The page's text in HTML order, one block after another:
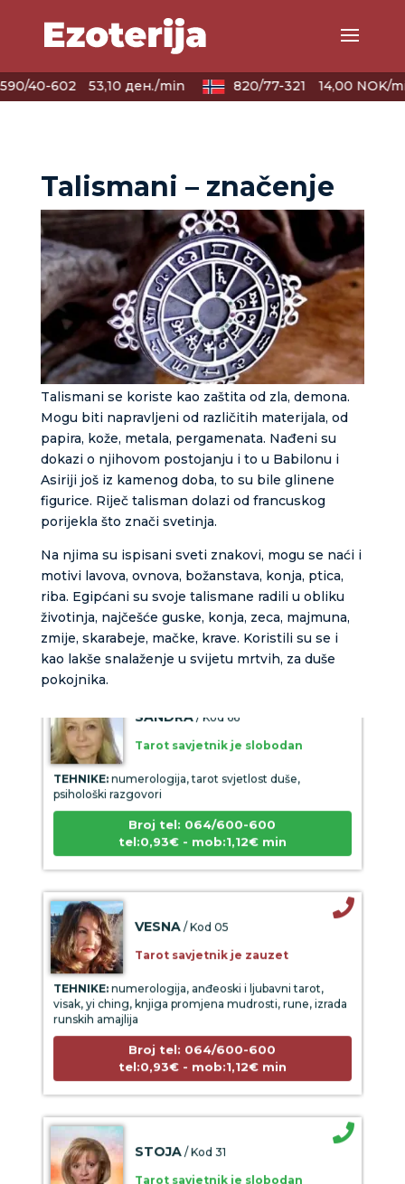
40-602 53,10 ден./min 820/77-321 14,00 NOK/
Talismani – značenje
Talismani se koriste kao zaštita od zla, demona.
Mogu biti napravljeni od različitih materijala, od
papira, kože, metala, pergamenata. Nađeni su
dokazi o njihovom postojanju i to u Babilonu i
Asiriji još iz kamenog doba, to su bile glinene
figurice. Riječ talisman dolazi od francuskog
porijekla što znači svetinja.
Na njima su ispisani sveti znakovi, mogu se naći i
motivi lavova, ovnova, božanstava, konja, ptica,
riba. Egipćani su svoje talismane radili u obliku
životinja, najčešće guske, konja, zeca, majmuna,
zmije, skarabeje, mačke, krave. Koristili su se i
kao lakše snalaženje u svijetu mrtvih, za duše
pokojnika.
KRISTINA / Kod 160
Tarot savjetnik je zauzet
TEHNIKE:asrologija; numerologija, tarot
Broj tel: 064/600-600
tel:0,93€ - mob:1,12€ min
TINA / Kod 16
Tarot savjetnik je slobodan
TEHNIKE:psihološki razgovori, sudbinske karte, tarot,
tumačenje snova
Broj tel: 064/600-600
tel:0,93€ - mob:1,12€ min
Tarot savjetnik je slobodan
TEHNIKE:numerologija, tarot svjetlost duše,
psihološki razgovori
Broj tel: 064/600-600
tel:0,93€ - mob:1,12€ min
VESNA / Kod 05
Tarot savjetnik je zauzet
TEHNIKE:numerologija, anđeoski i ljubavni tarot,
visak, yi ching, knjiga promjena mudrosti, rune, izrada
runskih amajlija
Broj tel: 064/600-600
tel:0,93€ - mob:1,12€ min
STOJA / Kod 31
Tarot savjetnik je slobodan